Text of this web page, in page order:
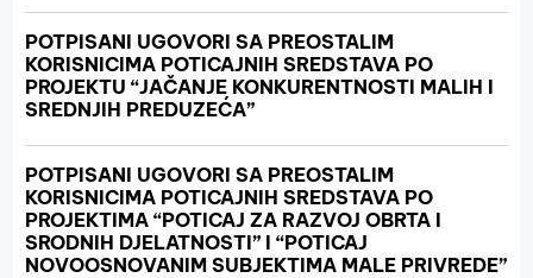
POTPISANI UGOVORI SA PREOSTALIM
KORISNICIMA POTICAJNIH SREDSTAVA PO
PROJEKTU “JAČANJE KONKURENTNOSTI MALIH I
SREDNJIH PREDUZEĆA”
POTPISANI UGOVORI SA PREOSTALIM
KORISNICIMA POTICAJNIH SREDSTAVA PO
PROJEKTIMA “POTICAJ ZA RAZVOJ OBRTA I
SRODNIH DJELATNOSTI” I “POTICAJ
NOVOOSNOVANIM SUBJEKTIMA MALE PRIVREDE”